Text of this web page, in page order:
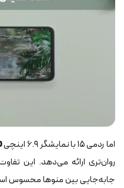
اما ردمی ۱۵ با نمایشگر ۶.۹ اینچی
روان‌تری ارائه می‌دهد. این
جابه‌جایی بین منوها محسوس